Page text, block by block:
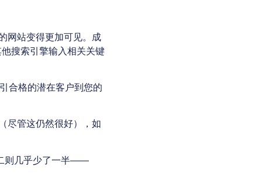
网站变得更加可见。成
搜索引擎输入相关关键
合格的潜在客户到您的
尽管这仍然很好），如
则几乎少了一半——